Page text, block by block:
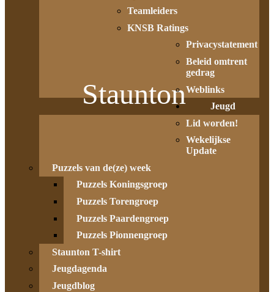
Staunton
Teamleiders
KNSB Ratings
Privacystatement
Beleid omtrent
gedrag
Weblinks
Jeugd
Lid worden!
Wekelijkse
Update
Puzzels van de(ze) week
Puzzels Koningsgroep
Puzzels Torengroep
Puzzels Paardengroep
Puzzels Pionnengroep
Staunton T-shirt
Jeugdagenda
Jeugdblog